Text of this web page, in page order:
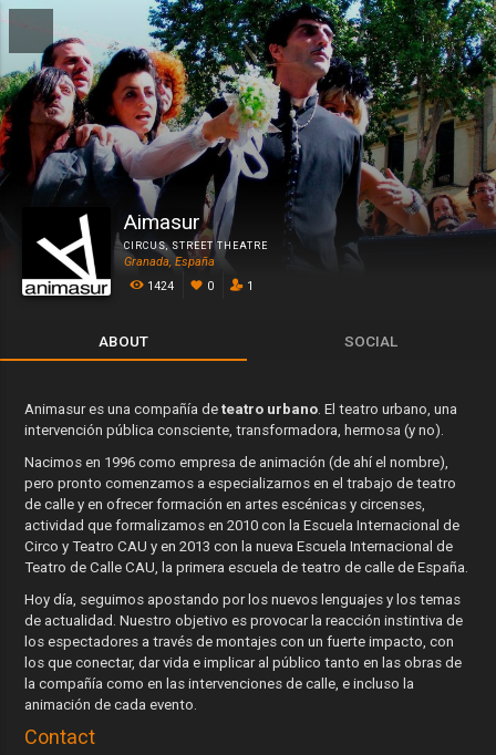
Aimasur
CIRCUS, STREET THEATRE
Granada, España
1424
0 1
ABOUT SOCIAL
Animasur es una compañía deteatro urbano. El teatro urbano, una
intervención pública consciente, transformadora, hermosa (y no).
Nacimos en 1996 como empresa de animación (de ahí el nombre),
pero pronto comenzamos a especializarnos en el trabajo de teatro
de calle y en ofrecer formación en artes escénicas y circenses,
actividad que formalizamos en 2010 con la Escuela Internacional de
Circo y Teatro CAU y en 2013 con la nueva Escuela Internacional de
Teatro de Calle CAU, la primera escuela de teatro de calle de España.
Hoy día, seguimos apostando por los nuevos lenguajes y los temas
de actualidad. Nuestro objetivo es provocar la reacción instintiva de
los espectadores a través de montajes con un fuerte impacto, con
los que conectar, dar vida e implicar al público tanto en las obras de
la compañía como en las intervenciones de calle, e incluso la
animación de cada evento.
Contact